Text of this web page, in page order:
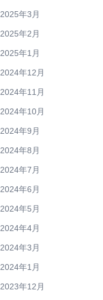
2025年3月
2025年2月
2025年1月
2024年12月
2024年11月
2024年10月
2024年9月
2024年8月
2024年7月
2024年6月
2024年5月
2024年4月
2024年3月
2024年1月
2023年12月